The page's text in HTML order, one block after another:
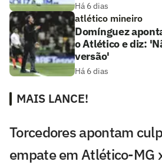
Há 6 dias
atlético mineiro
Domínguez
o Atlético e diz:
versão'
Há 6 dias
MAIS LANCE!
Torcedores apontam
empate em Atlético-MG